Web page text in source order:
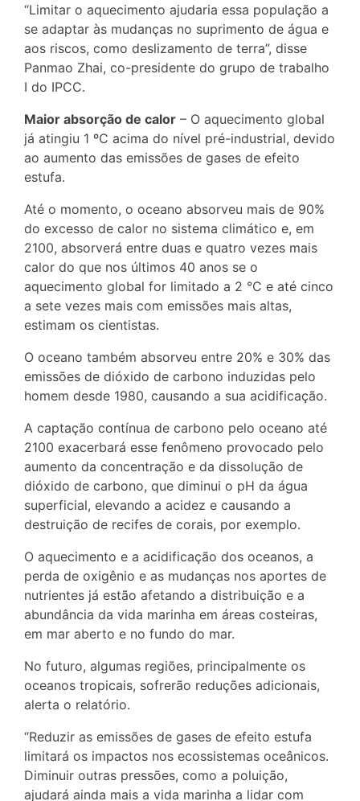
“Limitar o aquecimento ajudaria essa população a
se adaptar às mudanças no suprimento de água e
aos riscos, como deslizamento de terra”, disse
Panmao Zhai, co-presidente do grupo de trabalho
I do IPCC.
Maior absorção de calor – O aquecimento global
já atingiu 1 ºC acima do nível pré-industrial, devido
ao aumento das emissões de gases de efeito
estufa.
Até o momento, o oceano absorveu mais de 90%
do excesso de calor no sistema climático e, em
2100, absorverá entre duas e quatro vezes mais
calor do que nos últimos 40 anos se o
aquecimento global for limitado a 2 °C e até cinco
a sete vezes mais com emissões mais altas,
estimam os cientistas.
O oceano também absorveu entre 20% e 30% das
emissões de dióxido de carbono induzidas pelo
homem desde 1980, causando a sua acidificação.
A captação contínua de carbono pelo oceano até
2100 exacerbará esse fenômeno provocado pelo
aumento da concentração e da dissolução de
dióxido de carbono, que diminui o pH da água
superficial, elevando a acidez e causando a
destruição de recifes de corais, por exemplo.
O aquecimento e a acidificação dos oceanos, a
perda de oxigênio e as mudanças nos aportes de
nutrientes já estão afetando a distribuição e a
abundância da vida marinha em áreas costeiras,
em mar aberto e no fundo do mar.
No futuro, algumas regiões, principalmente os
oceanos tropicais, sofrerão reduções adicionais,
alerta o relatório.
“Reduzir as emissões de gases de efeito estufa
limitará os impactos nos ecossistemas oceânicos.
Diminuir outras pressões, como a poluição,
ajudará ainda mais a vida marinha a lidar com